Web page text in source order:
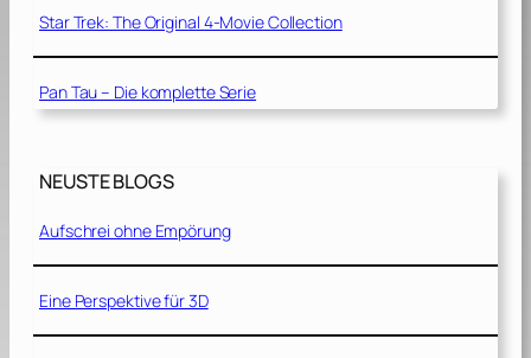
Star Trek: The Original 4-Movie Collection
Pan Tau – Die komplette Serie
NEUSTE BLOGS
Aufschrei ohne Empörung
Eine Perspektive für 3D